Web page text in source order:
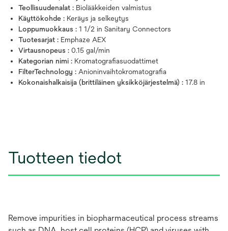
Teollisuudenalat : Biolääkkeiden valmistus
Käyttökohde : Keräys ja selkeytys
Loppumuokkaus : 1 1/2 in Sanitary Connectors
Tuotesarjat : Emphaze AEX
Virtausnopeus : 0.15 gal/min
Kategorian nimi : Kromatografiasuodattimet
FilterTechnology : Anioninvaihtokromatografia
Kokonaishalkaisija (brittiläinen yksikköjärjestelmä) : 17.8 in
Tuotteen tiedot
Remove impurities in biopharmaceutical process streams